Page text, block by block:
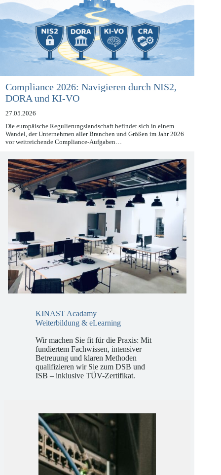
Compliance 2026: Navigieren durch NIS2,
DORA und KI-VO
27.05.2026
Die europäische Regulierungslandschaft befindet sich in einem
Wandel, der Unternehmen aller Branchen und Größen im Jahr 2026
KINAST Acadamy
Wir machen Sie fit für die Praxis: Mit
fundiertem Fachwissen, intensiver
Betreuung und klaren Methoden
qualifizieren wir Sie zum DSB und